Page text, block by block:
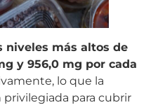
niveles más altos de
y 956,0 mg por cada
lo que la
para cubrir